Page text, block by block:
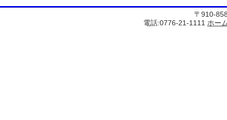
〒910-
電話:0776-21-1111 ホー